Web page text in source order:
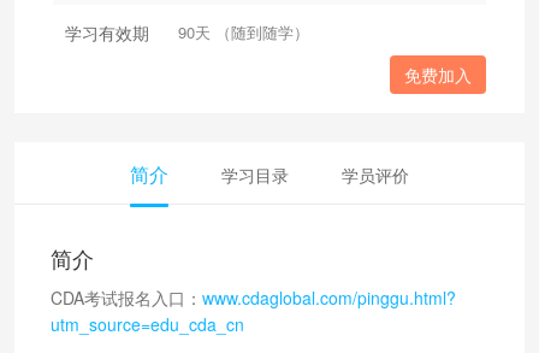
学习有效期 90天 （随到随学）
免费加入
简介 学习目录 学员评价
简介
CDA考试报名入口： www.cdaglobal.com/pinggu.html?
utm_source=edu_cda_cn